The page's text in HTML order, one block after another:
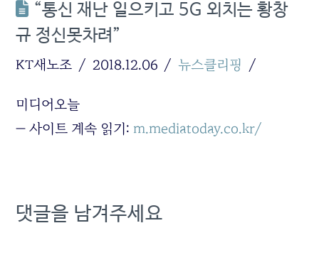
“통신 재난 일으키고 5G 외치는 황창
규 정신못차려”
KT새노조 2018.12.06 뉴스클리핑
미디어오늘
— 사이트 계속 읽기: m.mediatoday.co.kr/
댓글을 남겨주세요